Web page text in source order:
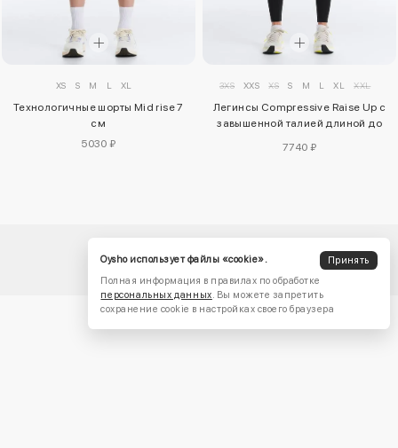
XS S M L XL
Технологичные шорты Mid rise 7
см
5030 ₽
3XS XXS XS S M L XL XXL
Легинсы Compressive Raise Up с
завышенной талией длиной до
7740 ₽
Oysho использует файлы «cookie».
Принять
Полная информация в правилах по обработке
персональных данных. Вы можете запретить
сохранение cookie в настройках своего браузера